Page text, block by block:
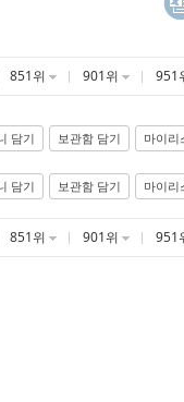
851위 901위 951
담기 보관함 담기 마이리
담기 보관함 담기 마이리
851위 901위 951